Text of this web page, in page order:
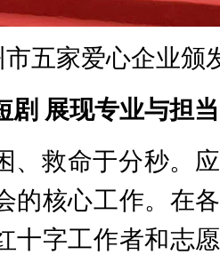
市五家爱心企业颁
剧 展现专业与担当
、救命于分秒。
的核心工作。在
十字工作者和志